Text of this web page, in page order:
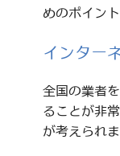
めのポイン
インター
全国の業者
ることが非
が考えられま